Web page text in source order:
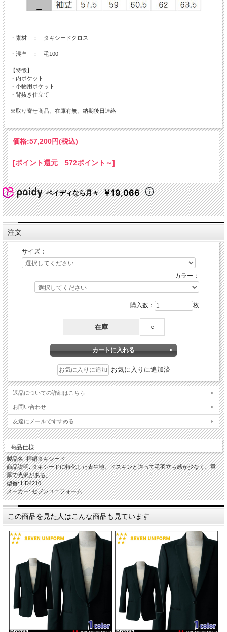
・素材 ： タキシードクロス
・混率 ： 毛100
【特徴】
・内ポケット
・小物用ポケット
・背抜き仕立て
※取り寄せ商品、在庫有無、納期後日連絡
価格:57,200円(税込)
[ポイント還元 572ポイント～]
ペイディなら月々 ￥19,066
注文
サイズ：
カラー：
購入数： 枚
在庫 ○
お気に入りに追加済
返品についての詳細はこちら
お問い合わせ
友達にメールですすめる
商品仕様
製品名: 拝絹タキシード
商品説明: タキシードに特化した表生地。ドスキンと違って毛羽立ち感が少なく、重
厚で光沢がある。
型番: HD4210
メーカー: セブンユニフォーム
この商品を見た人はこんな商品も見ています